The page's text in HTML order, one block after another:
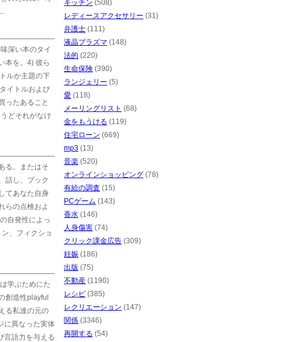
深い本のタイ
本を。4) 彼ら
ルか主題の下
イトルおよび
ったあること
どそれがなけ
る。またはそ
話し、ブック
てあなた自身
らの点検およ
自発性によっ
、フィクショ
学ぶためにた
創造性playful
る私達の元の
に異なった実体
言語力を与える
キッチン (508)
レディースアクセサリー (31)
弁護士 (111)
液晶プラズマ (148)
法的 (220)
生命保険 (390)
ランジェリー (5)
愛 (118)
メーリングリスト (68)
金をもうける (119)
住宅ローン (669)
mp3 (13)
音楽 (520)
オンラインショッピング (78)
有給の調査 (15)
PCゲーム (143)
香水 (146)
人身傷害 (74)
クリック課金広告 (309)
妊娠 (186)
出版 (75)
不動産 (1190)
レシピ (385)
レクリエーション (147)
関係 (3346)
再開する (54)